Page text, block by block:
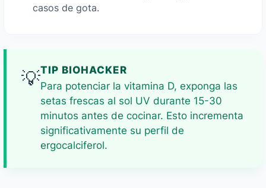
casos de gota.
💡TIP BIOHACKER
Para potenciar la vitamina D, exponga las
setas frescas al sol UV durante 15-30
minutos antes de cocinar. Esto incrementa
significativamente su perfil de
ergocalciferol.